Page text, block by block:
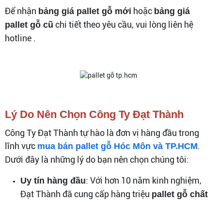
Để nhận bảng giá pallet gỗ mới hoặc bảng giá
pallet gỗ cũ chi tiết theo yêu cầu, vui lòng liên hệ
hotline .
Lý Do Nên Chọn Công Ty Đạt Thành
Công Ty Đạt Thành tự hào là đơn vị hàng đầu trong
lĩnh vực mua bán pallet gỗ Hóc Môn và TP.HCM.
Dưới đây là những lý do bạn nên chọn chúng tôi:
Uy tín hàng đầu: Với hơn 10 năm kinh nghiệm,
Đạt Thành đã cung cấp hàng triệu pallet gỗ chất